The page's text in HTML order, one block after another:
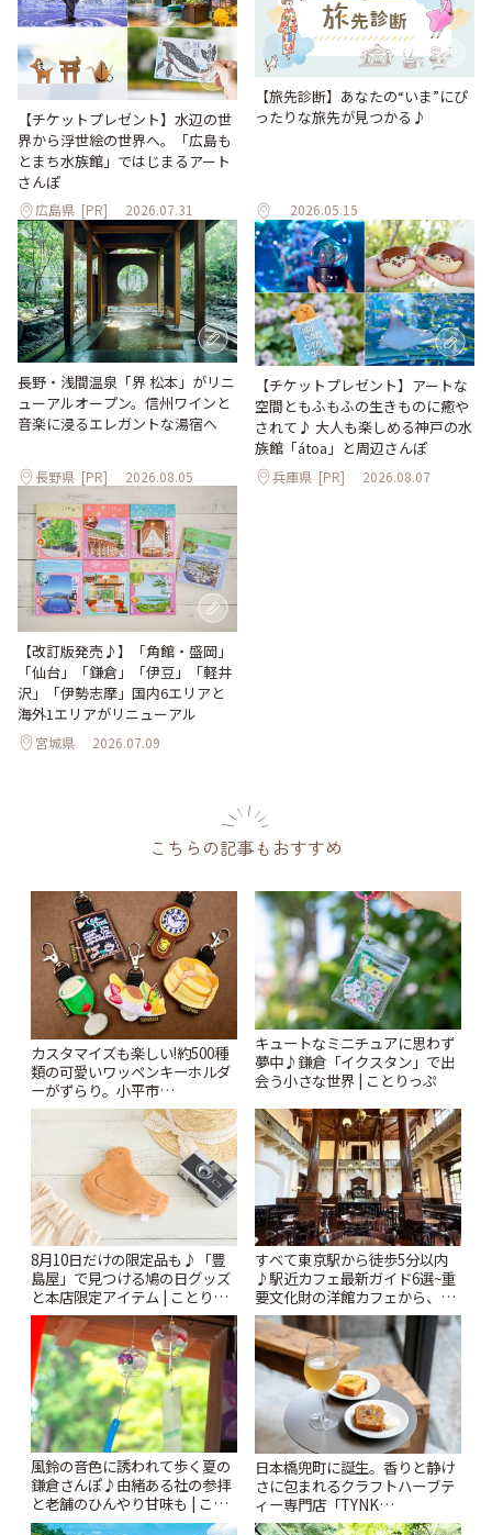
【チケットプレゼント】水辺の世
界から浮世絵の世界へ。「広島も
とまち水族館」ではじまるアート
さんぽ
広島県 [PR] 2026.07.31
【旅先診断】あなたの“いま”にぴ
ったりな旅先が見つかる♪
2026.05.15
長野・浅間温泉「界 松本」がリニ
ューアルオープン。信州ワインと
音楽に浸るエレガントな湯宿へ
長野県 [PR] 2026.08.05
【チケットプレゼント】アートな
空間ともふもふの生きものに癒や
されて♪ 大人も楽しめる神戸の水
族館「átoa」と周辺さんぽ
兵庫県 [PR] 2026.08.07
【改訂版発売♪】「角館・盛岡」
「仙台」「鎌倉」「伊豆」「軽井
沢」「伊勢志摩」国内6エリアと
海外1エリアがリニューアル
宮城県 2026.07.09
こちらの記事もおすすめ
カスタマイズも楽しい!約500種
類の可愛いワッペンキーホルダ
ーがずらり。小平市
「Kimamaya T&K」 | ことりっ
キュートなミニチュアに思わず
夢中♪鎌倉「イクスタン」で出
会う小さな世界 | ことりっぷ
8月10日だけの限定品も♪「豊
島屋」で見つける鳩の日グッズ
と本店限定アイテム | ことりっ
ぷ
すべて東京駅から徒歩5分以内
♪駅近カフェ最新ガイド6選~重
要文化財の洋館カフェから、改
札すぐのレトロ喫茶まで~ | こと
りっぷ
風鈴の音色に誘われて歩く夏の
鎌倉さんぽ♪由緒ある社の参拝
と老舗のひんやり甘味も | こと
りっぷ
日本橋兜町に誕生。香りと静け
さに包まれるクラフトハーブテ
ィー専門店「TYNK
Kabutocho」 | ことりっぷ